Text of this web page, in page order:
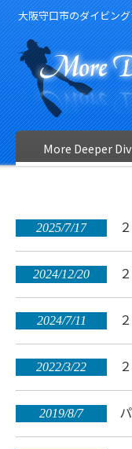
大阪守口市のダイビン
More Deeper
2025/7/17
2024/12/20
2024/7/11
2022/3/22
2019/8/7